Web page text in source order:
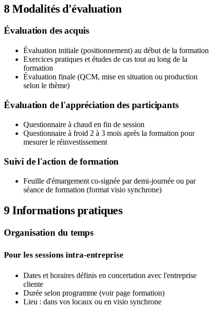
8Modalités d'évaluation
Évaluation des acquis
Évaluation initiale (positionnement) au début de la formation
Exercices pratiques et études de cas tout au long de la
formation
Évaluation finale (QCM, mise en situation ou production
selon le thème)
Évaluation de l'appréciation des participants
Questionnaire à chaud en fin de session
Questionnaire à froid 2 à 3 mois après la formation pour
mesurer le réinvestissement
Suivi de l'action de formation
Feuille d'émargement co-signée par demi-journée ou par
séance de formation (format visio synchrone)
9Informations pratiques
Organisation du temps
Pour les sessions intra-entreprise
Dates et horaires définis en concertation avec l'entreprise
cliente
Durée selon programme (voir page formation)
Lieu : dans vos locaux ou en visio synchrone